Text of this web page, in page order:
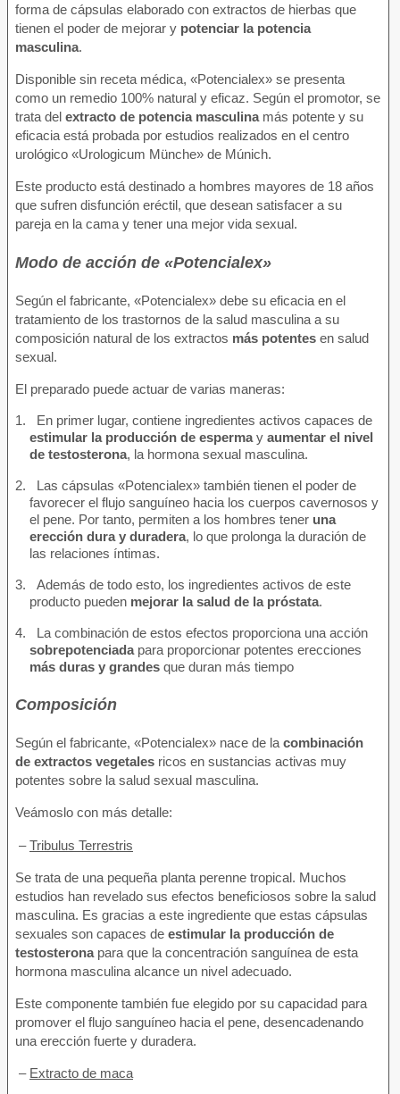
forma de cápsulas elaborado con extractos de hierbas que
tienen el poder de mejorar y potenciar la potencia
masculina.
Disponible sin receta médica, «Potencialex» se presenta
como un remedio 100% natural y eficaz. Según el promotor, se
trata del extracto de potencia masculinamás potente y su
eficacia está probada por estudios realizados en el centro
urológico «Urologicum Münche» de Múnich.
Este producto está destinado a hombres mayores de 18 años
que sufren disfunción eréctil, que desean satisfacer a su
pareja en la cama y tener una mejor vida sexual.
Modo de acción de «Potencialex»
Según el fabricante, «Potencialex» debe su eficacia en el
tratamiento de los trastornos de la salud masculina a su
composición natural de los extractos más potentes en salud
sexual.
El preparado puede actuar de varias maneras:
En primer lugar, contiene ingredientes activos capaces de
estimular la producción de espermay aumentar el nivel
de testosterona, la hormona sexual masculina.
Las cápsulas «Potencialex» también tienen el poder de
favorecer el flujo sanguíneo hacia los cuerpos cavernosos y
el pene. Por tanto, permiten a los hombres tener una
erección dura y duradera, lo que prolonga la duración de
las relaciones íntimas.
Además de todo esto, los ingredientes activos de este
producto pueden mejorar la salud de la próstata.
La combinación de estos efectos proporciona una acción
sobrepotenciadapara proporcionar potentes erecciones
más duras y grandes que duran más tiempo
Composición
Según el fabricante, «Potencialex» nace de la combinación
de extractos vegetales ricos en sustancias activas muy
potentes sobre la salud sexual masculina.
Veámoslo con más detalle:
–Tribulus Terrestris
Se trata de una pequeña planta perenne tropical. Muchos
estudios han revelado sus efectos beneficiosos sobre la salud
masculina. Es gracias a este ingrediente que estas cápsulas
sexuales son capaces de estimular la producción de
testosteronapara que la concentración sanguínea de esta
hormona masculina alcance un nivel adecuado.
Este componente también fue elegido por su capacidad para
promover el flujo sanguíneo hacia el pene, desencadenando
una erección fuerte y duradera.
– Extracto de maca